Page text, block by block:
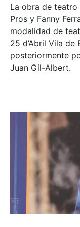
La obra de teatro
Pros y Fanny
modalidad de
25 d’Abril Vila de
posteriormente
Juan Gil-Albert.